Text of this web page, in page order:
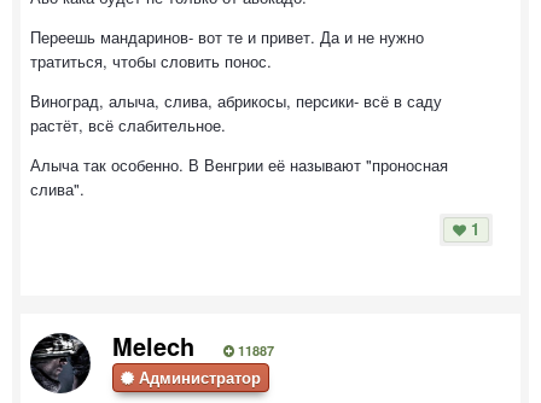
Переешь мандаринов- вот те и привет. Да и не нужно
тратиться, чтобы словить понос.
Виноград, алыча, слива, абрикосы, персики- всё в саду
растёт, всё слабительное.
Алыча так особенно. В Венгрии её называют "проносная
слива".
1
Melech 11887
Администратор